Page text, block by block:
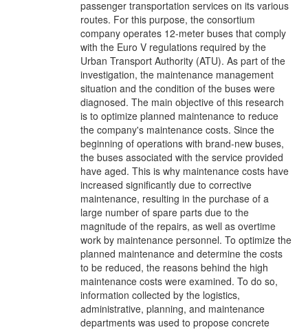
passenger transportation services on its various
routes. For this purpose, the consortium
company operates 12-meter buses that comply
with the Euro V regulations required by the
Urban Transport Authority (ATU). As part of the
investigation, the maintenance management
situation and the condition of the buses were
diagnosed. The main objective of this research
is to optimize planned maintenance to reduce
the company's maintenance costs. Since the
beginning of operations with brand-new buses,
the buses associated with the service provided
have aged. This is why maintenance costs have
increased significantly due to corrective
maintenance, resulting in the purchase of a
large number of spare parts due to the
magnitude of the repairs, as well as overtime
work by maintenance personnel. To optimize the
planned maintenance and determine the costs
to be reduced, the reasons behind the high
maintenance costs were examined. To do so,
information collected by the logistics,
administrative, planning, and maintenance
departments was used to propose concrete